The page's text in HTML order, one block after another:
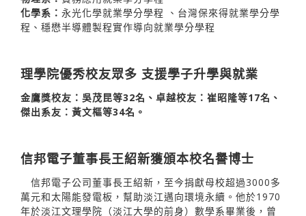
化學系： 永光化學就業學分學程 、台灣保來得就業學分學
程、穩懋半導體製程實作導向就業學分學程
理學院優秀校友眾多 支援學子升學與就業
金鷹獎校友：吳茂昆等32名、卓越校友：崔昭隆等17名、
傑出系友：黃文樞等34名。
信邦電子董事長王紹新獲頒本校名譽博士
信邦電子公司董事長王紹新，至今捐獻母校超過3000多
萬元和太陽能發電板，幫助淡江邁向環境永續。他於1970
年於淡江文理學院（淡江大學的前身）數學系畢業後，曾